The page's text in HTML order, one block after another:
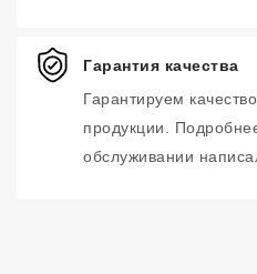
Гарантия качества
Гарантируем
продукции.
обслуживании